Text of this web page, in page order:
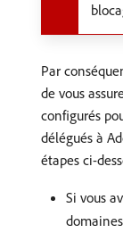
Par
de vous
configurés
délégués à
étapes ci-
Si vous